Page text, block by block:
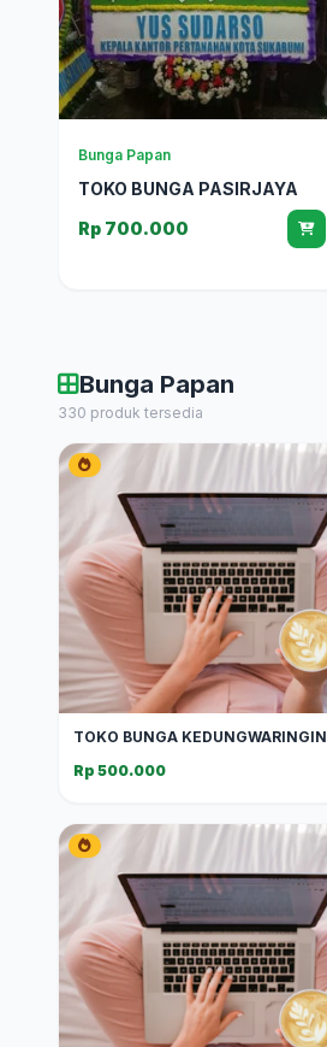
Bunga Papan
TOKO BUNGA PASIRJAYA
Rp 700.000
Bunga Papan
330 produk tersedia
TOKO BUNGA KEDUNGWARINGIN
Rp 500.000